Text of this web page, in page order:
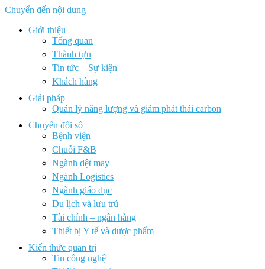
Chuyển đến nội dung
Giới thiệu
Tổng quan
Thành tựu
Tin tức – Sự kiện
Khách hàng
Giải pháp
Quản lý năng lượng và giảm phát thải carbon
Chuyển đổi số
Bệnh viện
Chuỗi F&B
Ngành dệt may
Ngành Logistics
Ngành giáo dục
Du lịch và lưu trú
Tài chính – ngân hàng
Thiết bị Y tế và dược phẩm
Kiến thức quản trị
Tin công nghệ